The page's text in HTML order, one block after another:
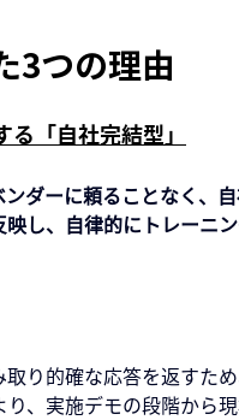
3つの理由
「自社完結型」
ダーに頼ることなく、
し、自律的にトレーニ
り的確な応答を返すため
、実施デモの段階から